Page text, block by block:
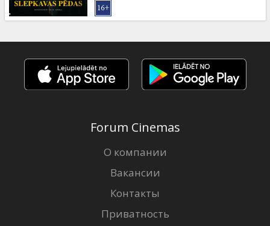
Клуб
Forum Cinemas
О компании
Вакансии
Контакты
Приватность